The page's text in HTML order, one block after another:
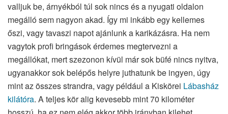
valljuk be, árnyékból túl sok nincs és a nyugati oldalon
megálló sem nagyon akad. Így mi inkább egy kellemes
őszi, vagy tavaszi napot ajánlunk a karikázásra. Ha nem
vagytok profi bringások érdemes megtervezni a
megállókat, mert szezonon kívül már sok büfé nincs nyitva,
ugyanakkor sok belépős helyre juthatunk be ingyen, úgy
mint az összes strandra, vagy például a Kiskörei Lábasház
kilátóra. A teljes kör alig kevesebb mint 70 kilométer